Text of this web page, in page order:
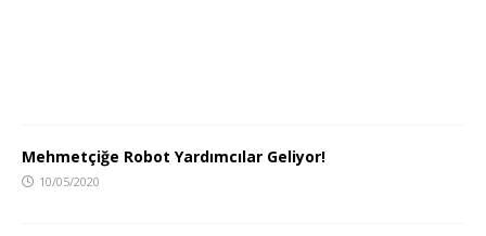
Mehmetçiğe Robot Yardımcılar Geliyor!
10/05/2020